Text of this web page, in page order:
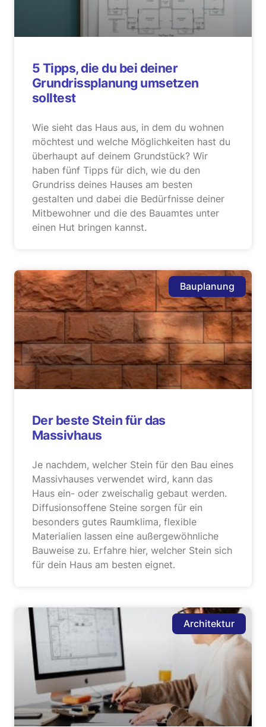
5 Tipps, die du bei deiner
Grundrissplanung umsetzen
solltest
Wie sieht das Haus aus, in dem du wohnen
möchtest und welche Möglichkeiten hast du
überhaupt auf deinem Grundstück? Wir
haben fünf Tipps für dich, wie du den
Grundriss deines Hauses am besten
gestalten und dabei die Bedürfnisse deiner
Mitbewohner und die des Bauamtes unter
einen Hut bringen kannst.
Bauplanung
Der beste Stein für das
Massivhaus
Je nachdem, welcher Stein für den Bau eines
Massivhauses verwendet wird, kann das
Haus ein- oder zweischalig gebaut werden.
Diffusionsoffene Steine sorgen für ein
besonders gutes Raumklima, flexible
Materialien lassen eine außergewöhnliche
Bauweise zu. Erfahre hier, welcher Stein sich
für dein Haus am besten eignet.
Architektur